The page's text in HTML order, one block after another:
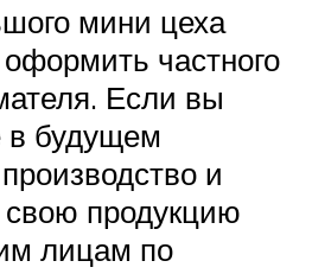
мини цеха
частного
Если вы
в будущем
и
свою продукцию
лицам по